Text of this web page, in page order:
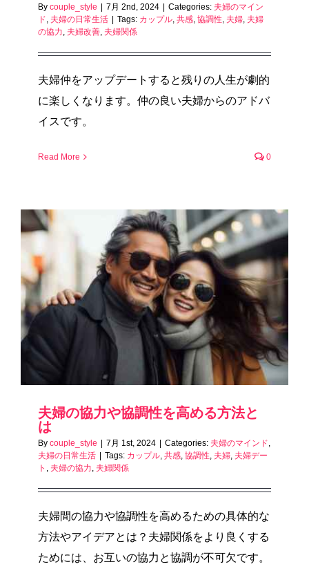
By couple_style 7月 2nd, 2024 Categories: 夫婦のマイン
ド, 夫婦の日常生活 Tags: カップル, 共感, 協調性, 夫婦, 夫婦
の協力, 夫婦改善, 夫婦関係
夫婦仲をアップデートすると残りの人生が劇的
に楽しくなります。仲の良い夫婦からのアドバ
イスです。
Read More 0
夫婦の協力や協調性を高める方法と
は
By couple_style 7月 1st, 2024 Categories: 夫婦のマインド,
夫婦の日常生活
Tags: カップル, 共感, 協調性, 夫婦, 夫婦デー
ト , 夫婦の協力, 夫婦関係
夫婦間の協力や協調性を高めるための具体的な
方法やアイデアとは？夫婦関係をより良くする
ためには、お互いの協力と協調が不可欠です。